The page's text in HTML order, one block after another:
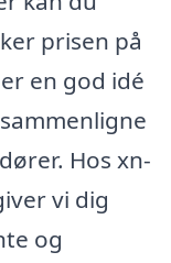
prisen på
en god idé
Hos xn-
vi dig
og